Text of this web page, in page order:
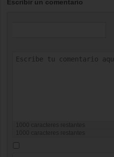
Escribir un comentario
caracteres restantes
caracteres restantes